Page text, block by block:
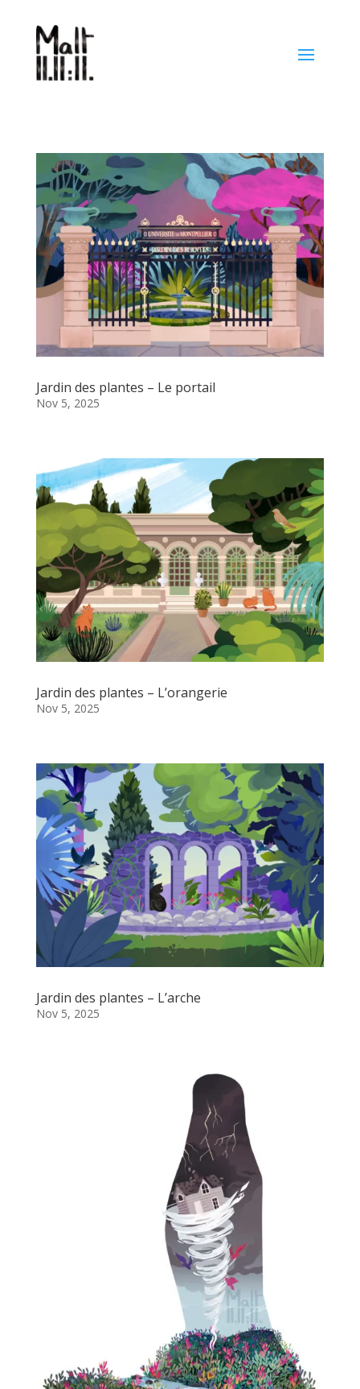
Jardin des plantes – Le portail
Nov 5, 2025
Jardin des plantes – L’orangerie
Nov 5, 2025
Jardin des plantes – L’arche
Nov 5, 2025